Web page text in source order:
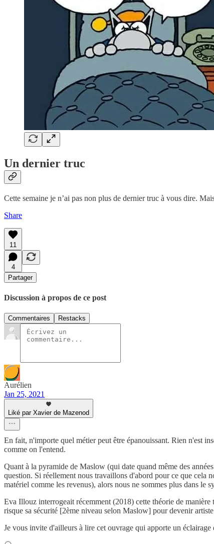
Un dernier truc
Cette semaine je n’ai pas non plus de dernier truc à vous dire.
Share
11
4
Partager
Discussion à propos de ce post
Commentaires Restacks
Aurélien
Jan 25, 2021
Liké par Xavier de Mazenod
En fait, n'importe quel métier peut être épanouissant. Rien n'est
comme on l'entend.
Quant à la pyramide de Maslow (qui date quand même des
question. Si réellement nous travaillons d'abord pour ce que cela
matériel comme les revenus), alors nous ne sommes plus dans
Eva Illouz interrogeait récemment (2018) cette théorie de
risque sa sécurité [2ème niveau selon Maslow] pour devenir
Je vous invite d'ailleurs à lire cet ouvrage qui apporte un éclairage